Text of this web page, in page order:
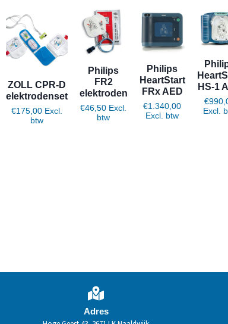
ZOLL CPR-D
elektrodenset
€175,00Excl.
btw
Philips
FR2
elektroden
€46,50 Excl.
btw
Philips
HeartStart
FRx AED
€1.340,00
Excl. btw
HS-1
€
Excl.
Adres